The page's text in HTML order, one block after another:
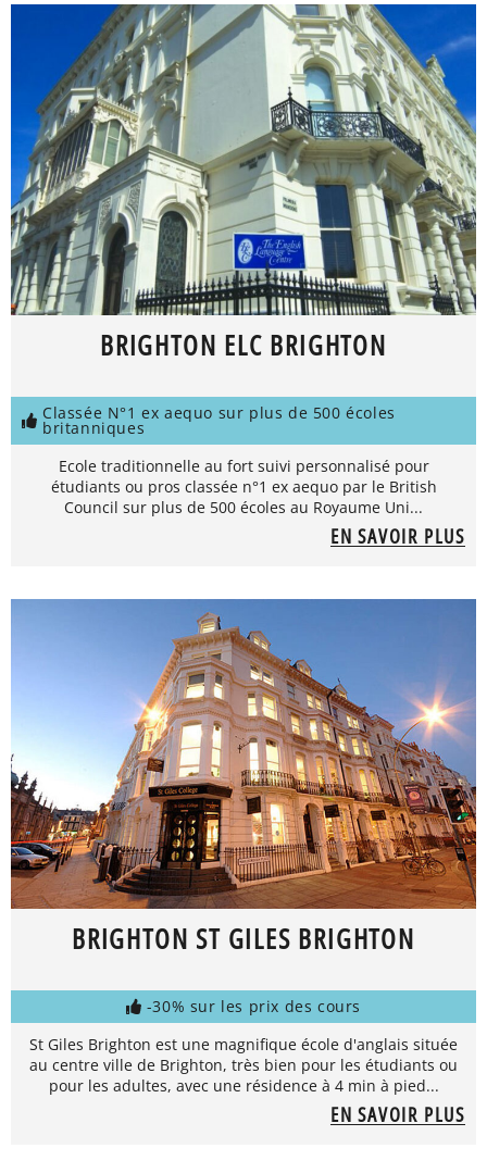
BRIGHTON ELC BRIGHTON
Classée N°1 ex aequo sur plus de 500 écoles
britanniques
Ecole traditionnelle au fort suivi personnalisé pour
étudiants ou pros classée n°1 ex aequo par le British
Council sur plus de 500 écoles au Royaume Uni...
EN SAVOIR PLUS
BRIGHTON ST GILES BRIGHTON
-30% sur les prix des cours
St Giles Brighton est une magnifique école d'anglais située
au centre ville de Brighton, très bien pour les étudiants ou
pour les adultes, avec une résidence à 4 min à pied...
EN SAVOIR PLUS